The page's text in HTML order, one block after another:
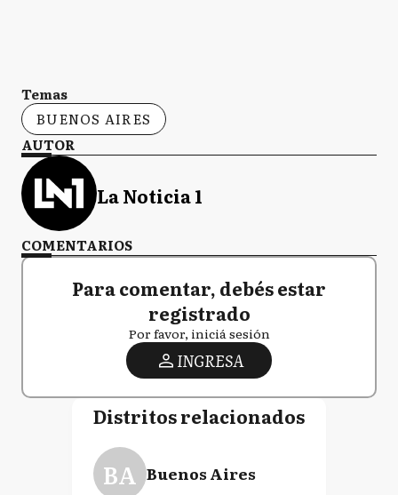
Temas
BUENOS AIRES
AUTOR
La Noticia 1
COMENTARIOS
Para comentar, debés estar
registrado
Por favor, iniciá sesión
INGRESA
Distritos relacionados
BA Buenos Aires